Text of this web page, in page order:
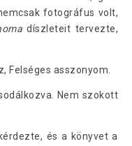
fotográfus volt,
díszleteit tervezte,
Felséges asszonyom.
Nem szokott
és a könyvet a